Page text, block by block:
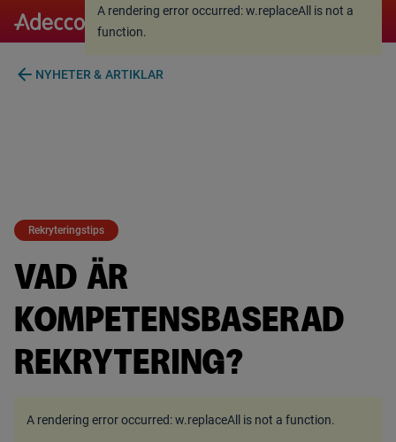
A rendering error occurred:
function.
A rendering error occurred:w.replaceAll is not a
function.
arrow_back NYHETER & ARTIKLAR
Rekryteringstips
VAD ÄR
KOMPETENSBASERAD
REKRYTERING?
A rendering error occurred:w.replaceAll is not a function.